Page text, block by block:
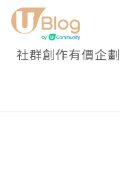
社群創作有價企劃